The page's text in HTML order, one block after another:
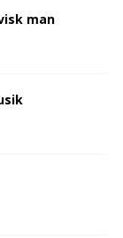
man